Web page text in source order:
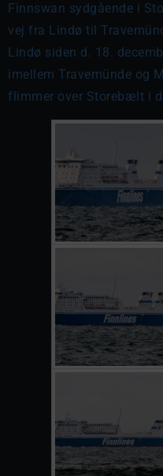
Finnswan sydgående i
vej fra Lindø til
Lindø siden d. 18.
imellem Travemünde og
flimmer over Storebælt i